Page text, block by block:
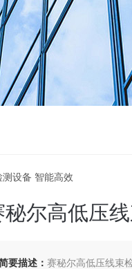
设备 智能高效
秘尔高低压
要描述： 赛秘尔高低压线束